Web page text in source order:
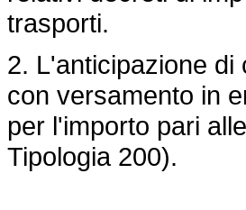
trasporti.
2. L'anticipazione di
con versamento in
per l'importo pari
Tipologia 200).